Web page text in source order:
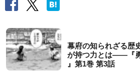
幕府の知られざる歴
が持つ力とは――『
』第1巻 第3話